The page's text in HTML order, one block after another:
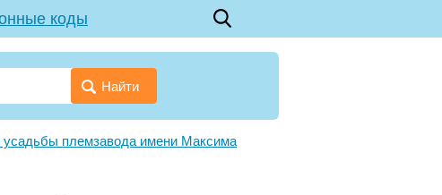
коды
Найти
усадьбы племзавода имени Максима